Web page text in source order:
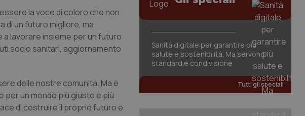
la voce di coloro che non
di un futuro migliore, ma
a lavorare insieme per un futuro
socio sanitari, aggiornamento
delle nostre comunità. Ma è
per un mondo più giusto e più
di costruire il proprio futuro e
Sanità digitale per garantire più
salute e sostenibilità. Ma servono
standard e condivisione
Tutti gli speciali